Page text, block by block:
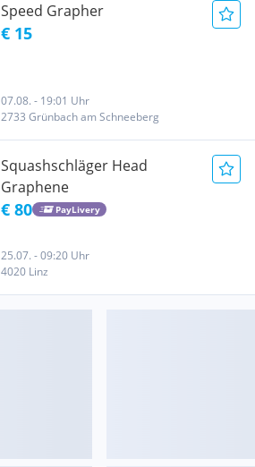
Speed Grapher
€ 15
07.08. - 19:01 Uhr
2733 Grünbach am Schneeberg
Squashschläger Head
Graphene
€ 80 PayLivery
25.07. - 09:20 Uhr
4020 Linz